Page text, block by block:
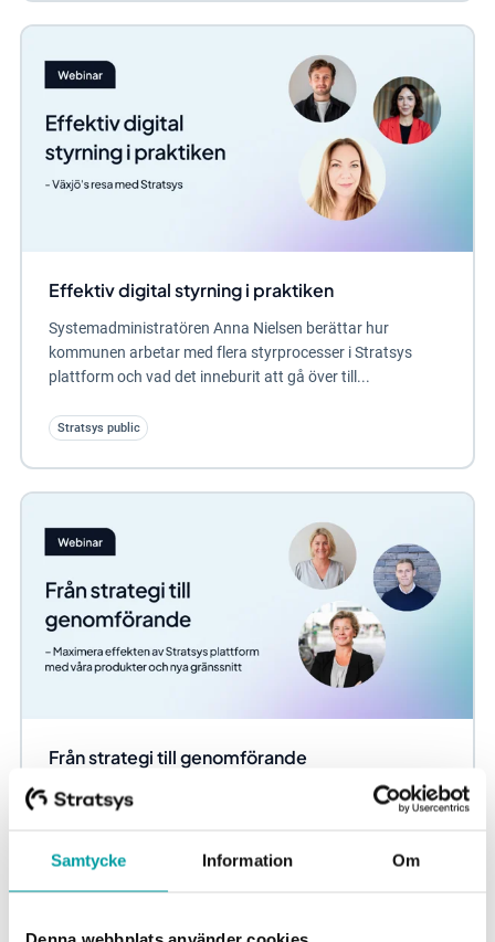
Samtycke Information Om
Denna webbplats använder cookies
Effektiv digital styrning i praktiken
Systemadministratören Anna Nielsen berättar hur
kommunen arbetar med flera styrprocesser i Stratsys
plattform och vad det inneburit att gå över till...
Stratsys public
Från strategi till genomförande
Många organisationer fastnar i planeringsstadiet och
kämpar med att omsätta strategier till handling. Som
Stratsys public